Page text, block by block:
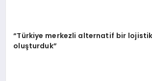
“Türkiye merkezli alternatif bir
oluşturduk”